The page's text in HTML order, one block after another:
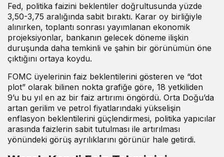
Fed, politika faizini beklentiler doğrultusunda yüzde
3,50-3,75 aralığında sabit bıraktı. Karar oy birliğiyle
alınırken, toplantı sonrası yayımlanan ekonomik
projeksiyonlar, bankanın gelecek döneme ilişkin
duruşunda daha temkinli ve şahin bir görünümün öne
çıktığını ortaya koydu.
FOMC üyelerinin faiz beklentilerini gösteren ve “dot
plot” olarak bilinen nokta grafiğe göre, 18 yetkiliden
9’u bu yıl en az bir faiz artırımı öngördü. Orta Doğu’da
artan gerilim ve petrol fiyatlarındaki yükselişin
enflasyon beklentilerini güçlendirmesi, politika yapıcılar
arasında faizlerin sabit tutulması ile artırılması
yönündeki görüş ayrılıklarını görünür hale getirdi.